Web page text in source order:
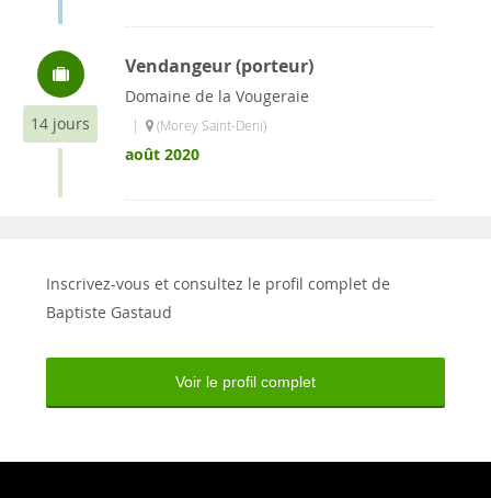
14 jours
Vendangeur (porteur)
Domaine de la Vougeraie
| (Morey Saint-Deni)
août 2020
Inscrivez-vous et consultez le profil complet de
Baptiste Gastaud
Voir le profil complet